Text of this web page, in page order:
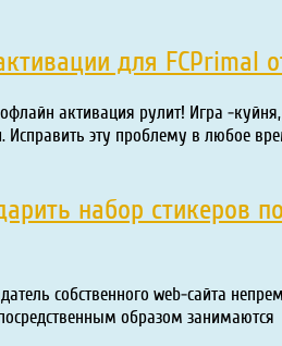
для FCPrimal
активация рулит! Игра -
Исправить эту проблему в любое
набор стикеров
собственного web-сайта
образом занимаются